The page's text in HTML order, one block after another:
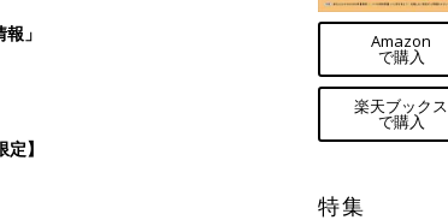
」
】
Amazon
で購入
楽天ブックス
で購入
特集